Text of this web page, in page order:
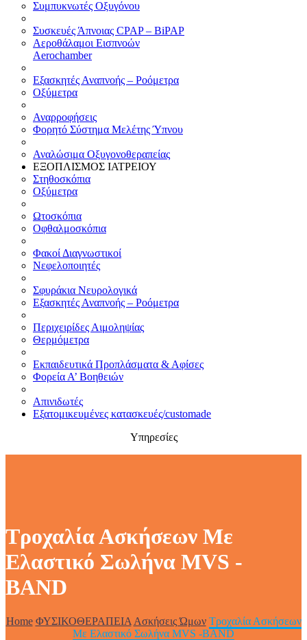
Συμπυκνωτές Οξυγόνου
Συσκευές Άπνοιας CPAP – BiPAP
Αεροθάλαμοι Εισπνοών
Aerochamber
Εξασκητές Αναπνοής – Ροόμετρα
Οξύμετρα
Αναρροφήσεις
Φορητό Σύστημα Μελέτης Ύπνου
Αναλώσιμα Οξυγονοθεραπείας
ΕΞΟΠΛΙΣΜΟΣ ΙΑΤΡΕΙΟΥ
Στηθοσκόπια
Οξύμετρα
Ωτοσκόπια
Οφθαλμοσκόπια
Φακοί Διαγνωστικοί
Νεφελοποιητές
Σφυράκια Νευρολογικά
Εξασκητές Αναπνοής – Ροόμετρα
Περιχειρίδες Αιμοληψίας
Θερμόμετρα
Εκπαιδευτικά Προπλάσματα & Αφίσες
Φορεία Α’ Βοηθειών
Απινιδωτές
Εξατομικευμένες κατασκευές/customade
Υπηρεσίες
Τροχαλία Ασκήσεων Με
Ελαστικό Σωλήνα MVS -
BAND
Home ΦΥΣΙΚΟΘΕΡΑΠΕΙΑ Ασκήσεις Ώμων Τροχαλία Ασκήσεων
Με Ελαστικό Σωλήνα MVS -BAND